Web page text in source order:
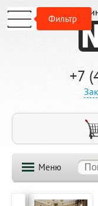
+7
Меню
Фильтр